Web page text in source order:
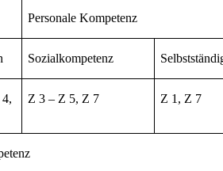
Personale Kompetenz
Sozialkompetenz
Z 3 – Z 5, Z 7 Z 1, Z 7